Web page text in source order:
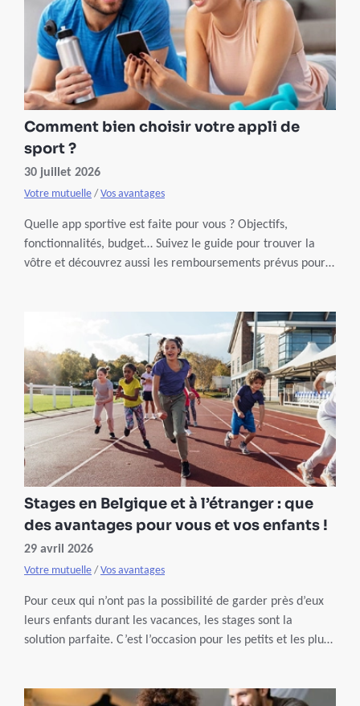
Comment bien choisir votre appli de
sport ?
30 juillet 2026
Votre mutuelle / Vos avantages
Quelle app sportive est faite pour vous ? Objectifs,
fonctionnalités, budget… Suivez le guide pour trouver la
vôtre et découvrez aussi les remboursements prévus pour
Stages en Belgique et à l’étranger : que
des avantages pour vous et vos enfants !
29 avril 2026
Votre mutuelle / Vos avantages
Pour ceux qui n’ont pas la possibilité de garder près d’eux
leurs enfants durant les vacances, les stages sont la
solution parfaite. C’est l’occasion pour les petits et les plus
avantageuses grâce à nos partenaires !